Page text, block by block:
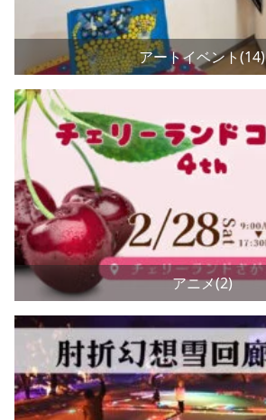
アートイベント(14)
アニメ(2)